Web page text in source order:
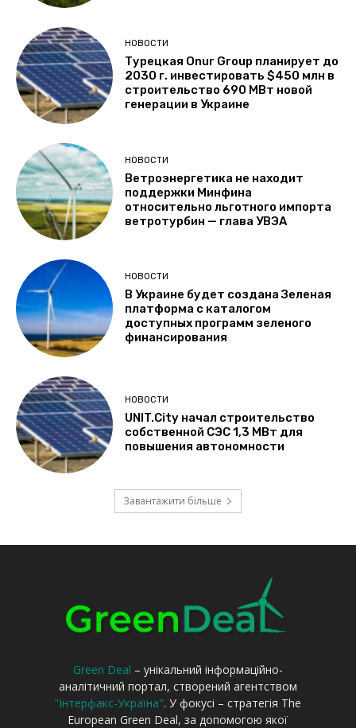
Green Deal – унікальний інформаційно-
аналітичний портал, створений агентством
"Інтерфакс-Україна". У фокусі – стратегія The
European Green Deal, за допомогою якої